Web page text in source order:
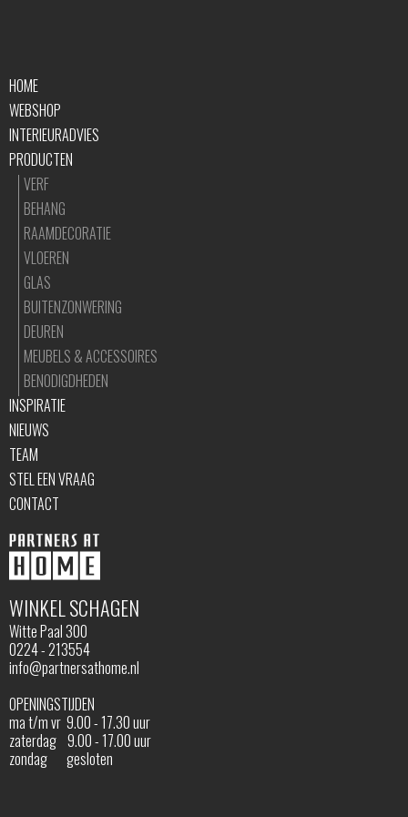
WINKEL SCHAGEN
Witte Paal 300
0224 - 213554
info@partnersathome.nl
OPENINGSTIJDEN
ma t/m vr 9.00 - 17.30 uur
zaterdag 9.00 - 17.00 uur
zondag gesloten
HOME
WEBSHOP
INTERIEURADVIES
PRODUCTEN
VERF
BEHANG
RAAMDECORATIE
VLOEREN
GLAS
BUITENZONWERING
DEUREN
MEUBELS & ACCESSOIRES
BENODIGDHEDEN
INSPIRATIE
NIEUWS
TEAM
STEL EEN VRAAG
CONTACT